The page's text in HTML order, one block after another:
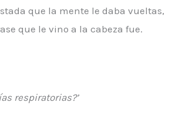
que la mente le daba vueltas,
que le vino a la cabeza fue.
respiratorias?’